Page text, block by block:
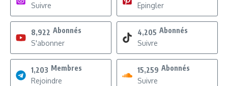
Suivre
Epingler
8,922 Abonnés
S'abonner
4,205 Abonnés
Suivre
1,203 Membres
Rejoindre
15,259 Abonnés
Suivre